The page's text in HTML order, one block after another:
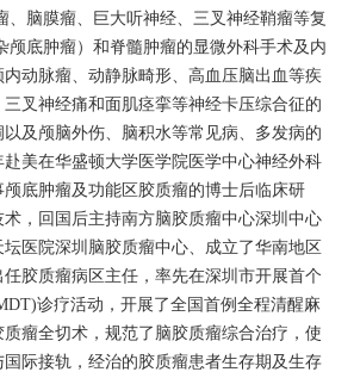
、脑膜瘤、巨大听神经、三叉神经鞘瘤等复
颅底肿瘤）和脊髓肿瘤的显微外科手术及内
动脉瘤、动静脉畸形、高血压脑出血等疾
叉神经痛和面肌痉挛等神经卡压综合征的
及颅脑外伤、脑积水等常见病、多发病的
赴美在华盛顿大学医学院医学中心神经外科
底肿瘤及功能区胶质瘤的博士后临床研
，回国后主持南方脑胶质瘤中心深圳中心
医院深圳脑胶质瘤中心、成立了华南地区
胶质瘤病区主任，率先在深圳市开展首个
诊疗活动，开展了全国首例全程清醒麻
瘤全切术，规范了脑胶质瘤综合治疗，使
际接轨，经治的胶质瘤患者生存期及生存